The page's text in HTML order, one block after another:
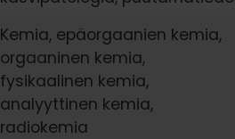
Kemia, epäorgaanien kemia,
orgaaninen kemia,
fysikaalinen kemia,
analyyttinen kemia,
radiokemia